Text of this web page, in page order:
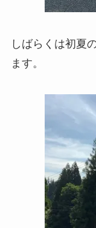
しばらくは初夏
ます。